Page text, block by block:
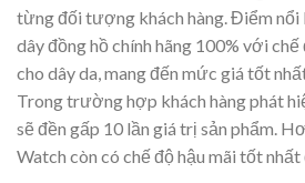
từng đối tượng khách hàng. Điểm nổi
dây đồng hồ chính hãng 100% với
cho dây da, mang đến mức giá tốt
Trong trường hợp khách hàng phát
sẽ đền gấp 10 lần giá trị sản phẩm.
Watch còn có chế độ hậu mãi tốt nhất